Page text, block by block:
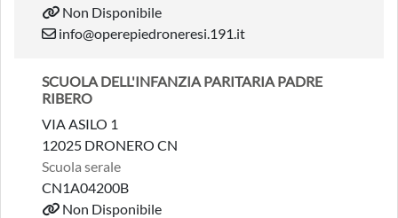
Non Disponibile
info@operepiedroneresi.191.it
SCUOLA DELL'INFANZIA PARITARIA PADRE
RIBERO
VIA ASILO 1
12025 DRONERO CN
Scuola serale
CN1A04200B
Non Disponibile